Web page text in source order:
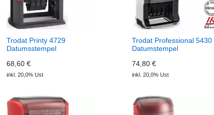
Trodat Printy 4729
Datumsstempel
68,60 €
inkl. 20,0% Ust
Trodat Professional 5430
Datumstempel
74,80 €
inkl. 20,0% Ust